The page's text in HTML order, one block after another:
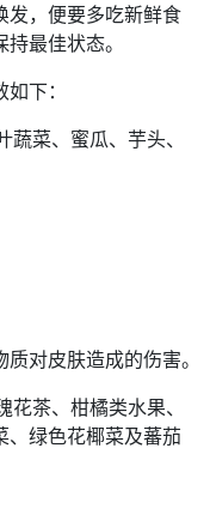
发，便要多吃新鲜食
最佳状态。
下：
菜、蜜瓜、芋头、
对皮肤造成的伤害。
茶、柑橘类水果、
、绿色花椰菜及蕃茄